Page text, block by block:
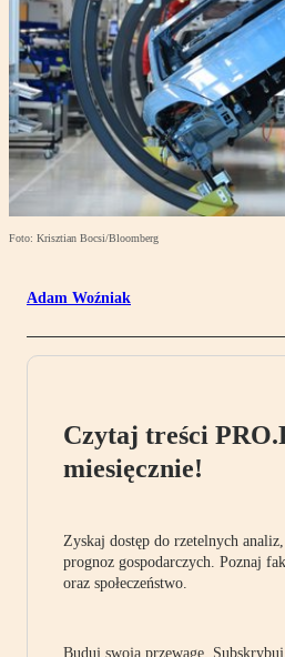
Foto: Krisztian Bocsi/Bloomberg
Adam Woźniak
Czytaj treści
miesięcznie!
Zyskaj dostęp do rzetelnych
prognoz gospodarczych. Poznaj
oraz społeczeństwo.
Buduj swoją przewagę.